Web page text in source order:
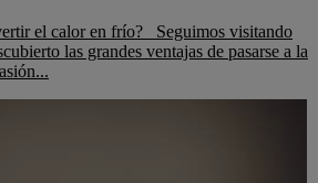
el calor en frío? Seguimos visitando
las grandes ventajas de pasarse a la